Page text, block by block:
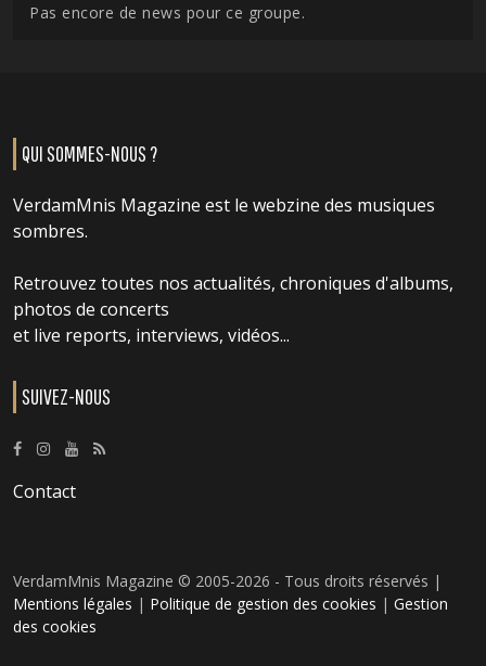
Pas encore de news pour ce groupe.
QUI SOMMES-NOUS ?
VerdamMnis Magazine est le webzine des musiques
sombres.
Retrouvez toutes nos actualités, chroniques d'albums,
photos de concerts
et live reports, interviews, vidéos...
SUIVEZ-NOUS
Contact
VerdamMnis Magazine © 2005-2026 - Tous droits réservés |
Mentions légales | Politique de gestion des cookies | Gestion
des cookies